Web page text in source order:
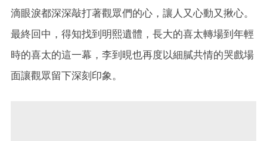
滴眼淚都深深敲打著觀眾們的心，讓人又心動又揪心。
最終回中，得知找到明熙遺體，長大的喜太轉場到年輕
時的喜太的這一幕，李到晛也再度以細膩共情的哭戲場
面讓觀眾留下深刻印象。